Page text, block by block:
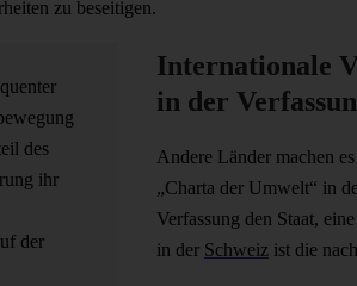
zu beseitigen.
des
ihr
der
Internationale
in der
Andere Länder machen
„Charta der Umwelt“ in
Verfassung den Staat,
in der Schweiz ist die